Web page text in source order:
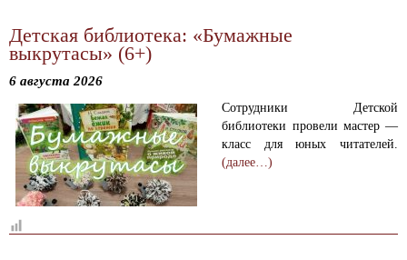
Детская библиотека: «Бумажные
выкрутасы» (6+)
6 августа 2026
Сотрудники Детской
библиотеки провели мастер —
класс для юных читателей.
(далее…)